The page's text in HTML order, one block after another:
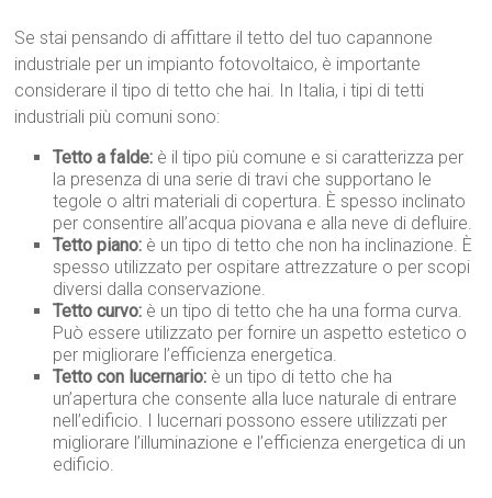
Se stai pensando di affittare il tetto del tuo capannone
industriale per un impianto fotovoltaico, è importante
considerare il tipo di tetto che hai. In Italia, i tipi di tetti
industriali più comuni sono:
Tetto a falde: è il tipo più comune e si caratterizza per
la presenza di una serie di travi che supportano le
tegole o altri materiali di copertura. È spesso inclinato
per consentire all’acqua piovana e alla neve di defluire.
Tetto piano: è un tipo di tetto che non ha inclinazione. È
spesso utilizzato per ospitare attrezzature o per scopi
diversi dalla conservazione.
Tetto curvo: è un tipo di tetto che ha una forma curva.
Può essere utilizzato per fornire un aspetto estetico o
per migliorare l’efficienza energetica.
Tetto con lucernario: è un tipo di tetto che ha
un’apertura che consente alla luce naturale di entrare
nell’edificio. I lucernari possono essere utilizzati per
migliorare l’illuminazione e l’efficienza energetica di un
edificio.